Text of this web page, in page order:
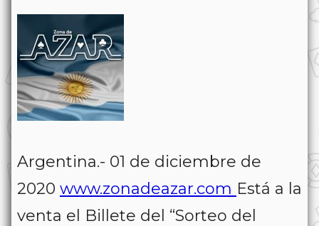
Argentina.- 01 de diciembre de
2020 www.zonadeazar.com Está a la
venta el Billete del “Sorteo del